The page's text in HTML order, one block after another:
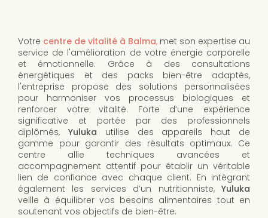
Votre centre de vitalité à Balma, met son expertise au
service de l'amélioration de votre énergie corporelle
et émotionnelle. Grâce à des consultations
énergétiques et des packs bien-être adaptés,
l'entreprise propose des solutions personnalisées
pour harmoniser vos processus biologiques et
renforcer votre vitalité. Forte d’une expérience
significative et portée par des professionnels
diplômés, Yuluka utilise des appareils haut de
gamme pour garantir des résultats optimaux. Ce
centre allie techniques avancées et
accompagnement attentif pour établir un véritable
lien de confiance avec chaque client. En intégrant
également les services d’un nutritionniste, Yuluka
veille à équilibrer vos besoins alimentaires tout en
soutenant vos objectifs de bien-être.